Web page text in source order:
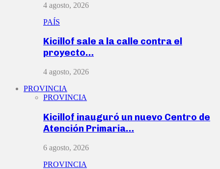
4 agosto, 2026
PAÍS
Kicillof sale a la calle contra el
proyecto…
4 agosto, 2026
PROVINCIA
PROVINCIA
Kicillof inauguró un nuevo Centro de
Atención Primaria…
6 agosto, 2026
PROVINCIA